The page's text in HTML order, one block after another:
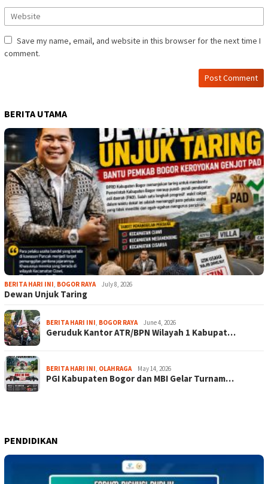
Save my name, email, and website in this browser for the next time I
comment.
BERITA UTAMA
BERITA HARI INI BOGOR RAYA July 8, 2026
Dewan Unjuk Taring
BERITA HARI INI BOGOR RAYA June 4, 2026
Geruduk Kantor ATR/BPN Wilayah 1 Kabupat…
BERITA HARI INI OLAHRAGA May 14, 2026
PGI Kabupaten Bogor dan MBI Gelar Turnam…
PENDIDIKAN